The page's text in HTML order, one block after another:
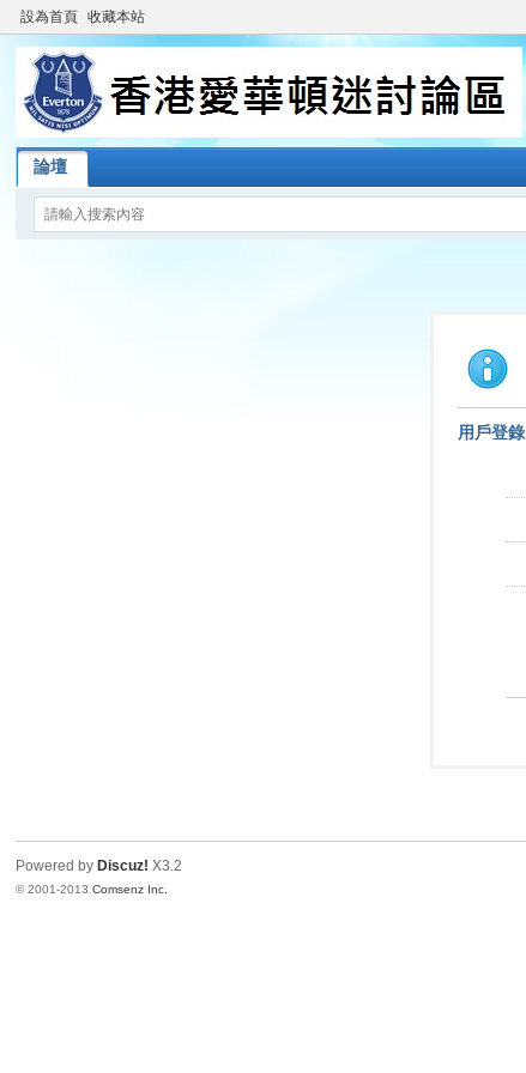
設為首頁 收藏本站
論壇
用戶登錄
Powered by Discuz! X3.2
© 2001-2013Comsenz Inc.